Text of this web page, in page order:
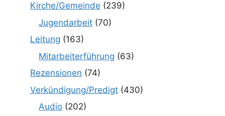
Kirche/Gemeinde (239)
Jugendarbeit (70)
Leitung (163)
Mitarbeiterführung (63)
Rezensionen (74)
Verkündigung/Predigt (430)
Audio (202)